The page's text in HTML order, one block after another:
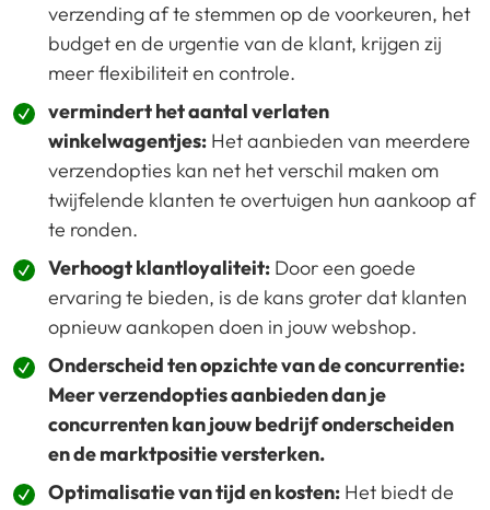
verzending af te stemmen op de voorkeuren, het
budget en de urgentie van de klant, krijgen zij
meer flexibiliteit en controle.
vermindert het aantal verlaten
winkelwagentjes: Het aanbieden van meerdere
verzendopties kan net het verschil maken om
twijfelende klanten te overtuigen hun aankoop af
te ronden.
Verhoogt klantloyaliteit: Door een goede
ervaring te bieden, is de kans groter dat klanten
opnieuw aankopen doen in jouw webshop.
Onderscheid ten opzichte van de concurrentie:
Meer verzendopties aanbieden dan je
concurrenten kan jouw bedrijf onderscheiden
en de marktpositie versterken.
Optimalisatie van tijd en kosten: Het biedt de